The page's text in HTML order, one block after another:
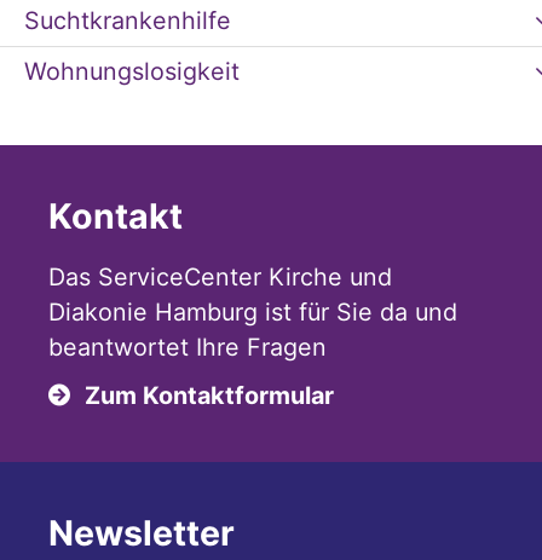
Suchtkrankenhilfe
Wohnungslosigkeit
Kontakt
Das ServiceCenter Kirche und
Diakonie Hamburg ist für Sie da und
beantwortet Ihre Fragen
Zum Kontaktformular
Newsletter